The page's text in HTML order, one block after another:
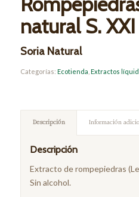
natural S. XXI
Soria Natural
Categorías: Ecotienda Extractos
Descripción Información
Descripción
Extracto de rompepiedras
Sin alcohol.